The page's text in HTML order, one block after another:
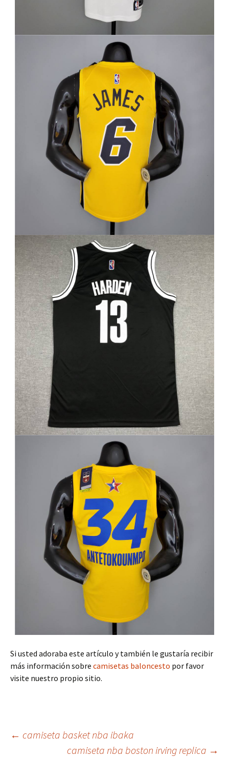
Si usted adoraba este artículo y también le gustaría recibir
más información sobre camisetas baloncesto por favor
visite nuestro propio sitio.
Navegación
← camiseta basket nba ibaka
camiseta nba boston irving replica →